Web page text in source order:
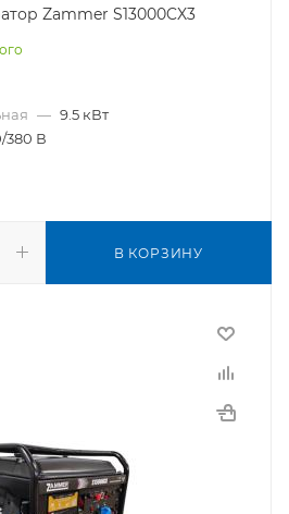
генератор Zammer S13000CX3
— 9.5 кВт
380 В
В КОРЗИНУ